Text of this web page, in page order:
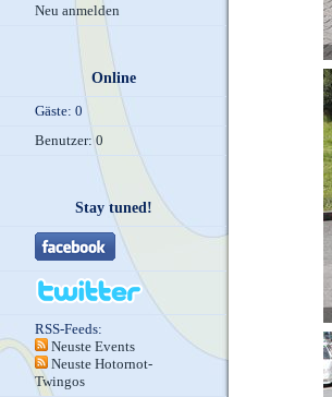
Neu anmelden
Online
Gäste: 0
Benutzer: 0
Stay tuned!
RSS-Feeds:
Neuste Events
Neuste Hotornot-
Twingos